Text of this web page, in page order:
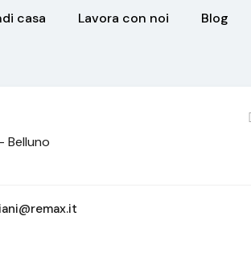
casa Lavora con noi Blog
Belluno